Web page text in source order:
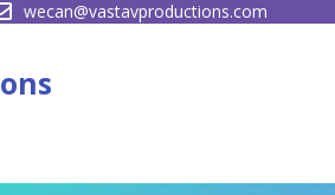
wecan@vastavproductions.com